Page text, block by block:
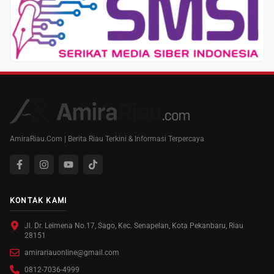
AmiraRiau.Com | Berita Riau Terkini & Informasi Terpercaya
KONTAK KAMI
Jl. Dr. Leimena No.17, Sago, Kec. Senapelan, Kota Pekanbaru, Riau
28151
amirariauonline@gmail.com
0812-7036-4999